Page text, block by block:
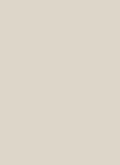
& Wissenschaft